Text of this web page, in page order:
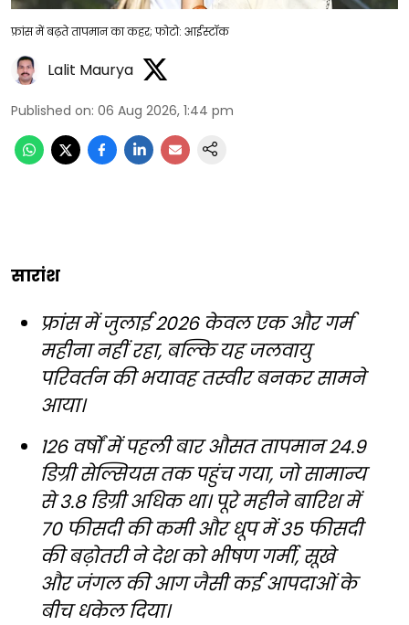
फ्रांस में बढ़ते तापमान का कहर; फोटो: आईस्टॉक
Lalit Maurya
Published on: 06 Aug 2026, 1:44 pm
सारांश
फ्रांस में जुलाई 2026 केवल एक और गर्म
महीना नहीं रहा, बल्कि यह जलवायु
परिवर्तन की भयावह तस्वीर बनकर सामने
आया।
126 वर्षों में पहली बार औसत तापमान 24.9
डिग्री सेल्सियस तक पहुंच गया, जो सामान्य
से 3.8 डिग्री अधिक था। पूरे महीने बारिश में
70 फीसदी की कमी और धूप में 35 फीसदी
की बढ़ोतरी ने देश को भीषण गर्मी, सूखे
और जंगल की आग जैसी कई आपदाओं के
बीच धकेल दिया।